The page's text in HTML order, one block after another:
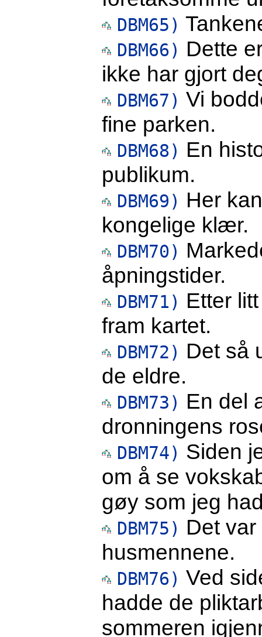
DBM65)
DBM66) Dette
ikke har gjort
DBM67) Vi
fine parken.
DBM68) En
publikum.
DBM69) Her
kongelige klær.
DBM70)
åpningstider.
DBM71) Etter
fram kartet.
DBM72) Det så
de eldre.
DBM73) En del
dronningens
DBM74) Siden
om å se
gøy som jeg
DBM75) Det
husmennene.
DBM76) Ved
hadde de
sommeren